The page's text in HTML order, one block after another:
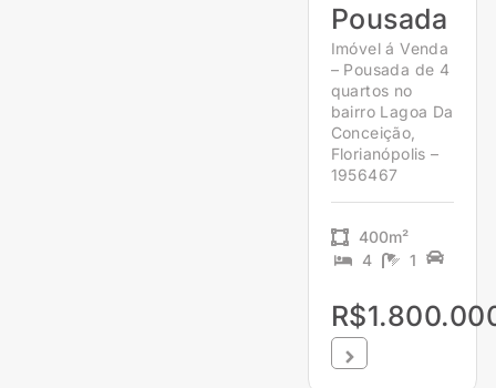
Pousada
Imóvel á Venda
– Pousada de 4
quartos no
bairro Lagoa Da
Conceição,
Florianópolis –
1956467
400m²
4
1